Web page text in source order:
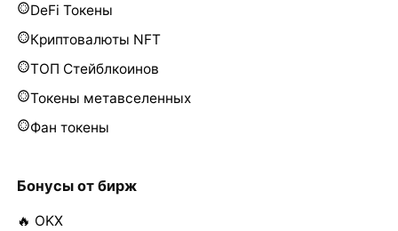
DeFi Токены
Криптовалюты NFT
ТОП Стейблкоинов
Токены метавселенных
Фан токены
Бонусы от бирж
🔥 OKX